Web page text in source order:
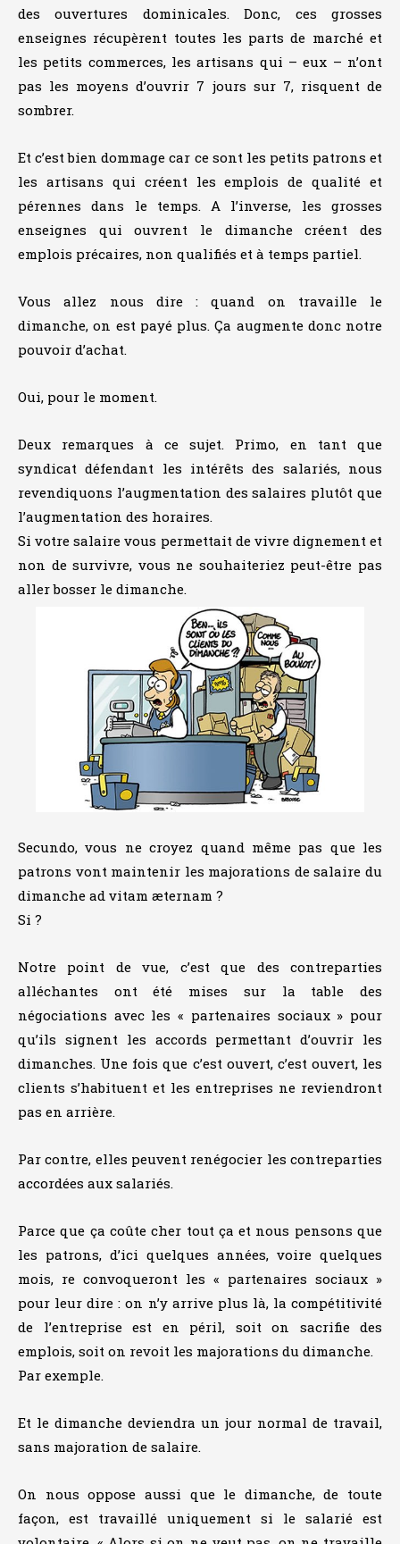
des ouvertures dominicales. Donc, ces grosses
enseignes récupèrent toutes les parts de marché et
les petits commerces, les artisans qui – eux – n’ont
pas les moyens d’ouvrir 7 jours sur 7, risquent de
sombrer.
Et c’est bien dommage car ce sont les petits patrons et
les artisans qui créent les emplois de qualité et
pérennes dans le temps. A l’inverse, les grosses
enseignes qui ouvrent le dimanche créent des
emplois précaires, non qualifiés et à temps partiel.
Vous allez nous dire : quand on travaille le
dimanche, on est payé plus. Ça augmente donc notre
pouvoir d’achat.
Oui, pour le moment.
Deux remarques à ce sujet. Primo, en tant que
syndicat défendant les intérêts des salariés, nous
revendiquons l’augmentation des salaires plutôt que
l’augmentation des horaires.
Si votre salaire vous permettait de vivre dignement et
non de survivre, vous ne souhaiteriez peut-être pas
aller bosser le dimanche.
Secundo, vous ne croyez quand même pas que les
patrons vont maintenir les majorations de salaire du
dimanche ad vitam æternam ?
Si ?
Notre point de vue, c’est que des contreparties
alléchantes ont été mises sur la table des
négociations avec les « partenaires sociaux » pour
qu’ils signent les accords permettant d’ouvrir les
dimanches. Une fois que c’est ouvert, c’est ouvert, les
clients s’habituent et les entreprises ne reviendront
pas en arrière.
Par contre, elles peuvent renégocier les contreparties
accordées aux salariés.
Parce que ça coûte cher tout ça et nous pensons que
les patrons, d’ici quelques années, voire quelques
mois, re convoqueront les « partenaires sociaux »
pour leur dire : on n’y arrive plus là, la compétitivité
de l’entreprise est en péril, soit on sacrifie des
emplois, soit on revoit les majorations du dimanche.
Par exemple.
Et le dimanche deviendra un jour normal de travail,
sans majoration de salaire.
On nous oppose aussi que le dimanche, de toute
façon, est travaillé uniquement si le salarié est